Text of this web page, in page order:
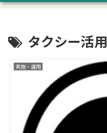
タクシー活用
実施・運用